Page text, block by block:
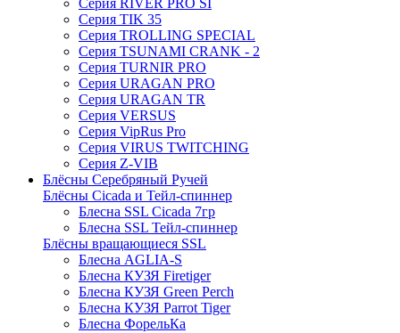
Серия RIVER PRO SI
Серия TIK 35
Серия TROLLING SPECIAL
Серия TSUNAMI CRANK - 2
Серия TURNIR PRO
Серия URAGAN PRO
Серия URAGAN TR
Серия VERSUS
Серия VipRus Pro
Серия VIRUS TWITCHING
Серия Z-VIB
Блёсны Серебряный Ручей
Блёсны Cicada и Тейл-спиннер
Блесна SSL Cicada 7гр
Блесна SSL Тейл-спиннер
Блёсны вращающиеся SSL
Блесна AGLIA-S
Блесна КУЗЯ Firetiger
Блесна КУЗЯ Green Perch
Блесна КУЗЯ Parrot Tiger
Блесна ФорельКа